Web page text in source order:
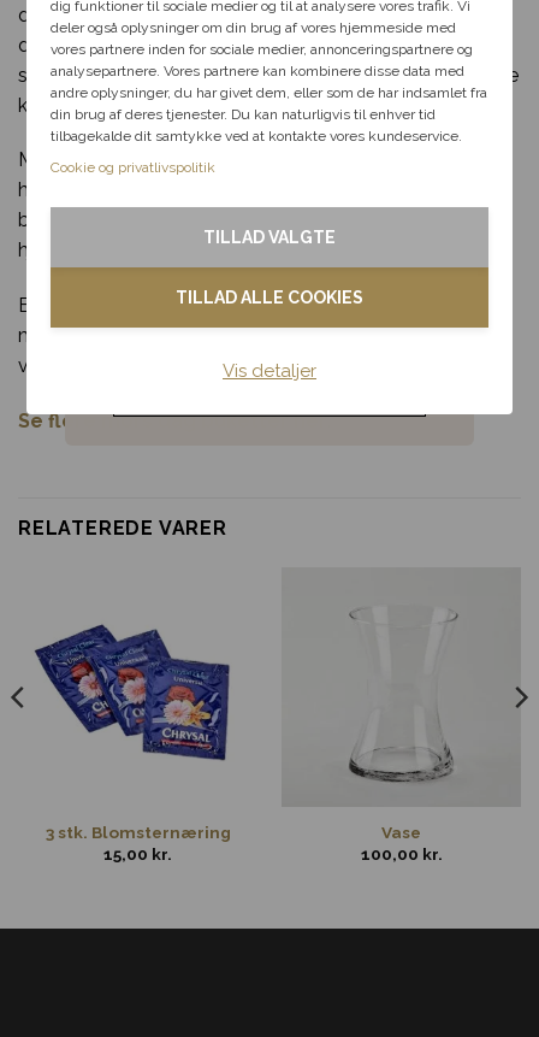
dig funktioner til sociale medier og til at analysere vores trafik. Vi
deler også oplysninger om din brug af vores hjemmeside med
vores partnere inden for sociale medier, annonceringspartnere og
analysepartnere. Vores partnere kan kombinere disse data med
andre oplysninger, du har givet dem, eller som de har indsamlet fra
din brug af deres tjenester. Du kan naturligvis til enhver tid
tilbagekalde dit samtykke ved at kontakte vores kundeservice.
Cookie og privatlivspolitik
TILLAD ALLE COOKIES
TILLAD VALGTE
Vis detaljer
du altid sender noget personligt og levende – en buket,
der er skabt med omtanke og faglig stolthed. Samtidig
støtter du lokalt blomsterhåndværk og er med til at sikre
kvalitet i hver eneste levering.
Mors dag er en oplagt anledning til at vise, hvor meget
hun betyder. Med denne buket giver du ikke bare
blomster, men en kærlig oplevelse, der rammer lige i
hjertet og skaber et smukt minde.
Bestil din søde mors dag buket i dag og glæd din mor
med en varm og personlig hilsen – med hurtig levering
ved bestilling inden deadline.
Se flere mors dag buketter her.
RELATEREDE VARER
3 stk. Blomsternæring
15,00 kr.
Vase
100,00 kr.
dig videre med at finde den
perfekte rabat til dit svar.
Fødselsdag
Kondolence
Blomster til hjemmet